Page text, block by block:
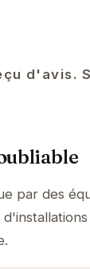
d'avis.
par des